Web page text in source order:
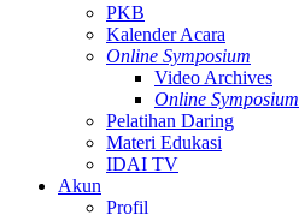
PKB
Kalender Acara
Online Symposium
Video Archives
Online Symposium
Pelatihan Daring
Materi Edukasi
IDAI TV
Akun
Profil